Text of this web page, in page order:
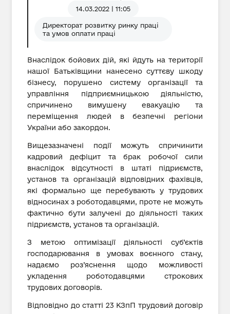
14.03.2022 | 11:05
Директорат розвитку ринку праці
та умов оплати праці
Внаслідок бойових дій, які йдуть на території
нашої Батьківщини нанесено суттєву шкоду
бізнесу, порушено систему організації та
управління підприємницькою діяльністю,
спричинено вимушену евакуацію та
переміщення людей в безпечні регіони
України або закордон.
Вищезазначені події можуть спричинити
кадровий дефіцит та брак робочої сили
внаслідок відсутності в штаті підриємств,
установ та організацій відповідних фахівців,
які формально ще перебувають у трудових
відносинах з роботодавцями, проте не можуть
фактично бути залучені до діяльності таких
підриємств, установ та організацій.
З метою оптимізації діяльності суб’єктів
господарювання в умовах воєнного стану,
надаємо роз’яснення щодо можливості
укладення роботодавцями строкових
трудових договорів.
Відповідно до статті 23 КЗпП трудовий договір